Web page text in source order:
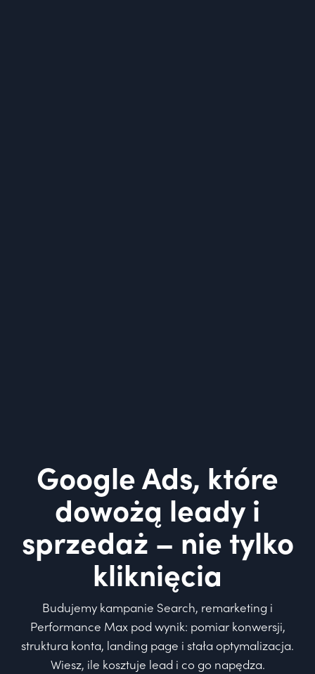
Google Ads, które
dowożą leady i
sprzedaż – nie tylko
kliknięcia
Budujemy kampanie Search, remarketing i
Performance Max pod wynik: pomiar konwersji,
struktura konta, landing page i stała optymalizacja.
Wiesz, ile kosztuje lead i co go napędza.